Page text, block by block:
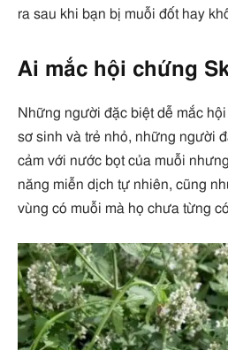
ra sau khi bạn bị muỗi đốt hay
Ai mắc hội chứng
Những người đặc biệt dễ mắc
sơ sinh và trẻ nhỏ, những người
cảm với nước bọt của muỗi
năng miễn dịch tự nhiên, cũng
vùng có muỗi mà họ chưa từng